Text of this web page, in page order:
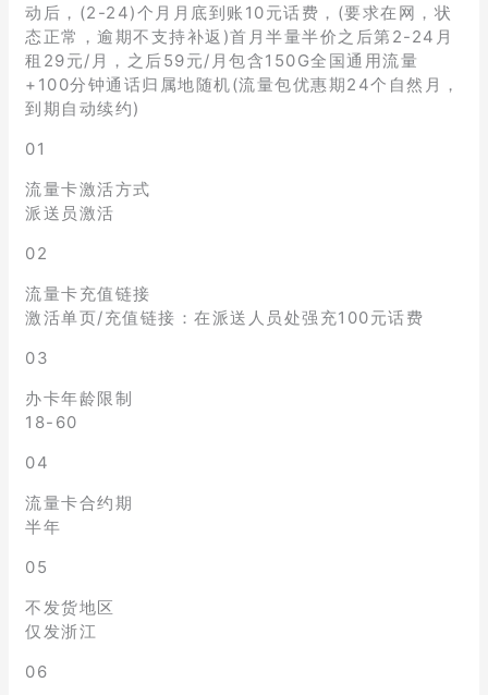
动后，(2-24)个月月底到账10元话费，(要求在网，状
态正常，逾期不支持补返)首月半量半价之后第2-24月
租29元/月，之后59元/月包含150G全国通用流量
+100分钟通话归属地随机(流量包优惠期24个自然月，
到期自动续约)
01
流量卡激活方式
派送员激活
02
流量卡充值链接
激活单页/充值链接：在派送人员处强充100元话费
03
办卡年龄限制
18-60
04
流量卡合约期
半年
05
不发货地区
仅发浙江
06